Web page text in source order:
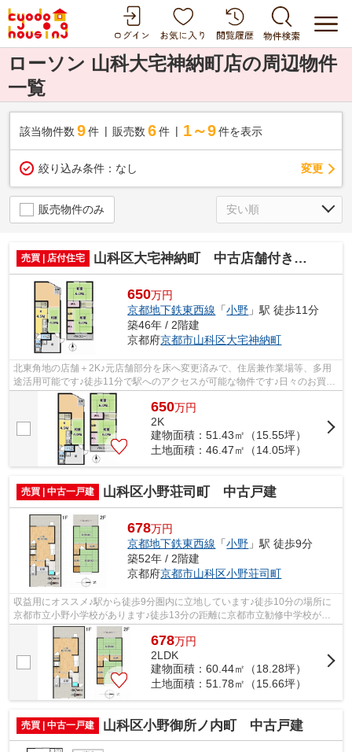
ローソン 山科大宅神納町店の周辺物件
一覧
該当物件数 9件 販売数 6 件 1～9 件を表示
絞り込み条件： なし 変更
販売物件のみ
売買 | 店付住宅 山科区大宅神納町 中古店舗付き住宅
650万円
京都地下鉄東西線 「小野 」駅 徒歩11分
築46年 / 2階建
京都府京都市山科区大宅神納町
北東角地の店舗＋2K♪元店舗部分を床へ変更済みで、住居兼作業場等、多用
途活用可能です♪徒歩11分で駅へのアクセスが可能な物件です♪日々のお買い
物に便利なマツヤスーパー・大宅店まで...
650万円
2K
建物面積：51.43㎡（15.55坪）
土地面積：46.47㎡（14.05坪）
売買 | 中古一戸建 山科区小野荘司町 中古戸建
678万円
京都地下鉄東西線 「小野 」駅 徒歩9分
築52年 / 2階建
京都府京都市山科区小野荘司町
収益用にオススメ♪駅から徒歩9分圏内に立地しています♪徒歩10分の場所に
京都市立小野小学校があります♪徒歩13分の距離に京都市立勧修中学校があ
るのも魅力♪小野荘司第二公園まで108mで...
678万円
2LDK
建物面積：60.44㎡（18.28坪）
土地面積：51.78㎡（15.66坪）
売買 | 中古一戸建 山科区小野御所ノ内町 中古戸建